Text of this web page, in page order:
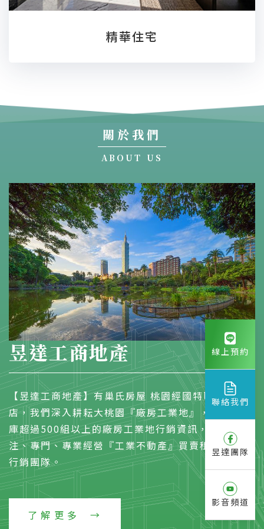
精華住宅
關於我們
ABOUT US
昱達工商地產
【昱達工商地產】有巢氏房屋 桃園經國特區加盟
店，我們深入耕耘大桃園『廠房工業地』，物件資料
庫超過500組以上的廠房工業地行銷資訊，是一個專
注、專門、專業經營『工業不動產』買賣租賃的開發
行銷團隊。
了解更多
線上預約
聯絡我們
昱達團隊
影音頻道